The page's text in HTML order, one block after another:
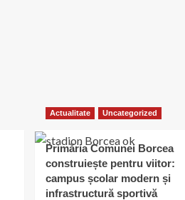
Actualitate Uncategorized
Primăria Comunei Borcea
construiește pentru viitor:
campus școlar modern și
infrastructură sportivă